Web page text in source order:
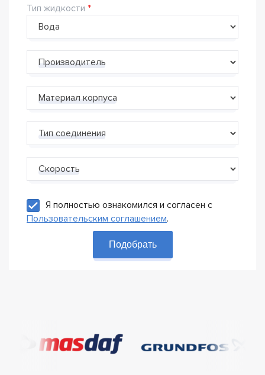
Тип жидкости
Производитель
Материал корпуса
Тип соединения
Скорость
Я полностью ознакомился и согласен с
Пользовательским соглашением.
Подобрать